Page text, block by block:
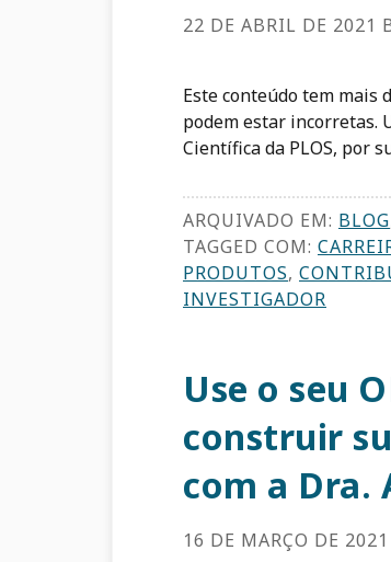
22 DE ABRIL DE 2021
Este conteúdo tem mais
podem estar incorretas.
Científica da PLOS, por
ARQUIVADO EM: BLOG
TAGGED COM:
PRODUTOS,
INVESTIGADOR
Use o seu
construir
com a Dra.
16 DE MARÇO DE 2021